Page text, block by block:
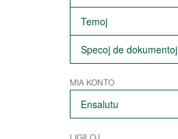
Temoj
Specoj de dokumentoj
MIA KONTO
Ensalutu
LIGILOJ